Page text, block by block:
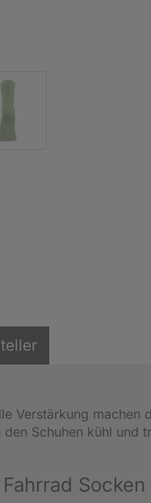
Verstärkung machen
den Schuhen kühl und
Socken